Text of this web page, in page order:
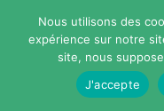
Nous utilisons des
expérience sur notre
site, nous
J'accepte